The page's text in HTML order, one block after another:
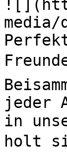
media/
jeder
in
holt